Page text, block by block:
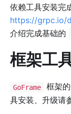
依赖工具安装完
https://grpc.io/
介绍完成基础的
框架工
GoFrame 框架
具安装、升级请